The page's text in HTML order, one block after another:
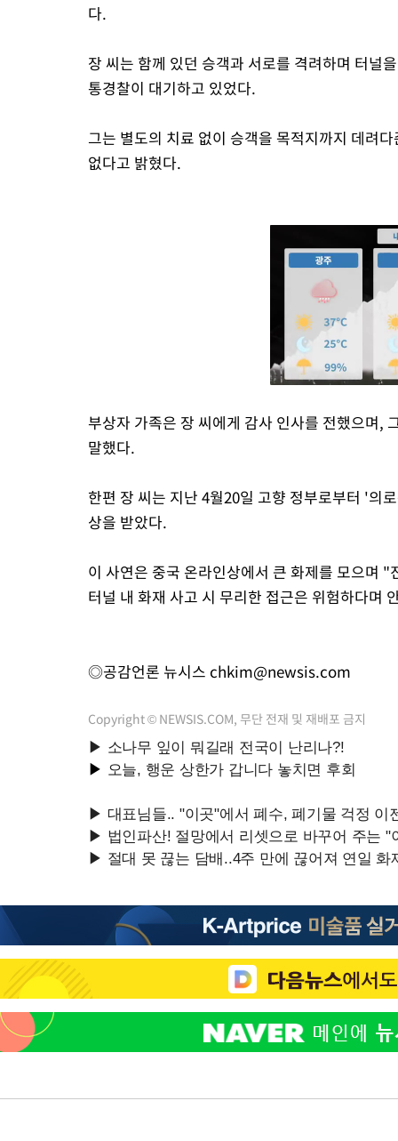
다.
장 씨는 함께 있던 승객과 서로를 격려하며 터널
통경찰이 대기하고 있었다.
그는 별도의 치료 없이 승객을 목적지까지 데려
없다고 밝혔다.
부상자 가족은 장 씨에게 감사 인사를 전했으며,
말했다.
한편 장 씨는 지난 4월20일 고향 정부로부터 '의
상을 받았다.
이 사연은 중국 온라인상에서 큰 화제를 모으며
터널 내 화재 사고 시 무리한 접근은 위험하다며
◎공감언론 뉴시스 chkim@newsis.com
Copyright © NEWSIS.COM, 무단 전재 및 재배포 금지